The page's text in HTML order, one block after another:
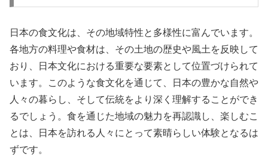
日本の食文化は、その地域特性と多様性に富んでいます。
各地方の料理や食材は、その土地の歴史や風土を反映して
おり、日本文化における重要な要素として位置づけられて
います。このような食文化を通じて、日本の豊かな自然や
人々の暮らし、そして伝統をより深く理解することができ
るでしょう。食を通じた地域の魅力を再認識し、楽しむこ
とは、日本を訪れる人々にとって素晴らしい体験となるは
ずです。